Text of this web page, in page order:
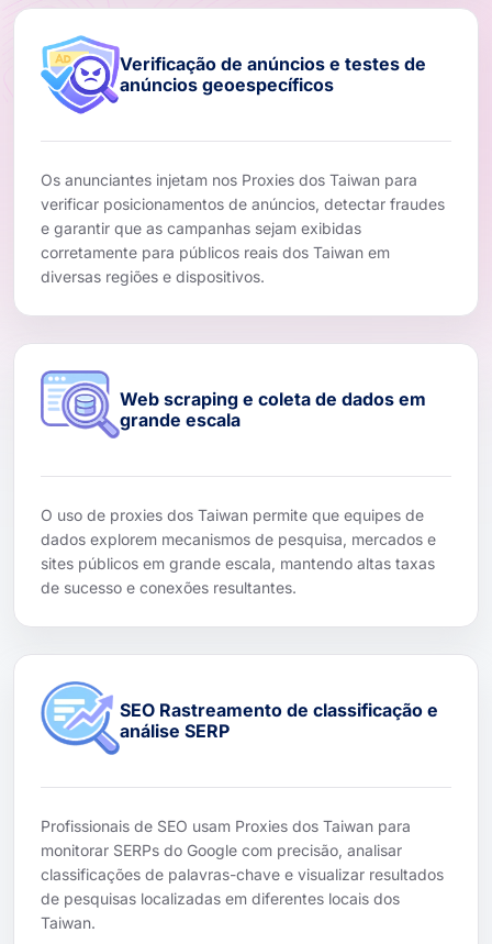
Verificação de anúncios e testes de
anúncios geoespecíficos
Os anunciantes injetam nos Proxies dos Taiwan para
verificar posicionamentos de anúncios, detectar fraudes
e garantir que as campanhas sejam exibidas
corretamente para públicos reais dos Taiwan em
diversas regiões e dispositivos.
Web scraping e coleta de dados em
grande escala
O uso de proxies dos Taiwan permite que equipes de
dados explorem mecanismos de pesquisa, mercados e
sites públicos em grande escala, mantendo altas taxas
de sucesso e conexões resultantes.
SEO Rastreamento de classificação e
análise SERP
Profissionais de SEO usam Proxies dos Taiwan para
monitorar SERPs do Google com precisão, analisar
classificações de palavras-chave e visualizar resultados
de pesquisas localizadas em diferentes locais dos
Taiwan.